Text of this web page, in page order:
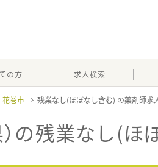
の方 求人検索
花巻市 残業なし(ほぼなし含む)
の残業なし(ほ